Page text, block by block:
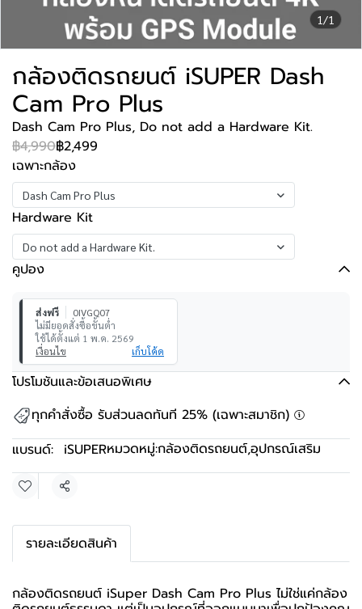
1/1
กล้องติดรถยนต์ iSUPER Dash
Cam Pro Plus
Dash Cam Pro Plus, Do not add a Hardware Kit.
฿4,990฿2,499
เฉพาะกล้อง
Dash Cam Pro Plus
Hardware Kit
Do not add a Hardware Kit.
คูปอง
ส่งฟรี
0IVGQ07
ไม่มียอดสั่งซื้อขั้นต่ำ
ใช้ได้ตั้งแต่ 1 พ.ค. 2569
เงื่อนไข
เก็บโค้ด
โปรโมชันและข้อเสนอพิเศษ
ทุกคำสั่งซื้อ รับส่วนลดทันที 25% (เฉพาะสมาชิก)
แบรนด์: iSUPERหมวดหมู่:กล้องติดรถยนต์,อุปกรณ์เสริม
แชร์
รายละเอียดสินค้า
กล้องติดรถยนต์ iSuper Dash Cam Pro Plus ไม่ใช่แค่กล้อง